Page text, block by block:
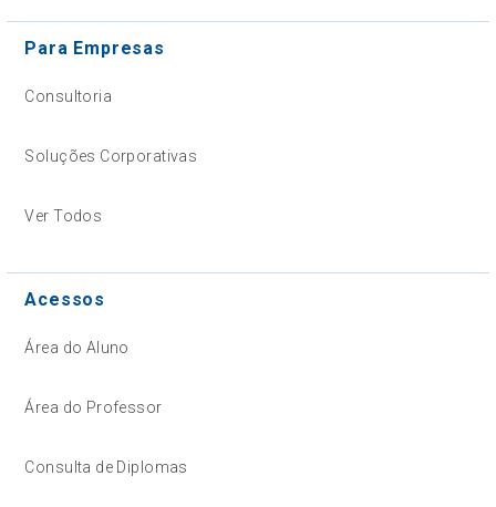
Para Empresas
Consultoria
Soluções Corporativas
Ver Todos
Acessos
Área do Aluno
Área do Professor
Consulta de Diplomas